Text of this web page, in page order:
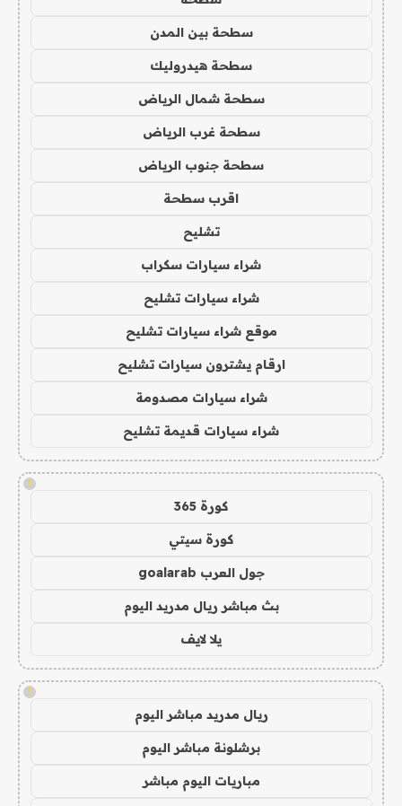
سطحة بين المدن
سطحة هيدروليك
سطحة شمال الرياض
سطحة غرب الرياض
سطحة جنوب الرياض
اقرب سطحة
تشليح
شراء سيارات سكراب
شراء سيارات تشليح
موقع شراء سيارات تشليح
ارقام يشترون سيارات تشليح
شراء سيارات مصدومة
شراء سيارات قديمة تشليح
!
كورة 365
كورة سيتي
جول العرب goalarab
بث مباشر ريال مدريد اليوم
يلا لايف
!
ريال مدريد مباشر اليوم
برشلونة مباشر اليوم
مباريات اليوم مباشر